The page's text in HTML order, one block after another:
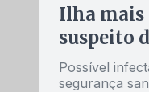
Ilha mais
suspeito
Possível
segurança